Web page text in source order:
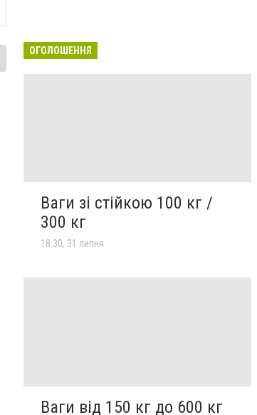
ОГОЛОШЕННЯ
Ваги зі стійкою 100 кг /
300 кг
18:30, 31 липня
Ваги від 150 кг до 600 кг